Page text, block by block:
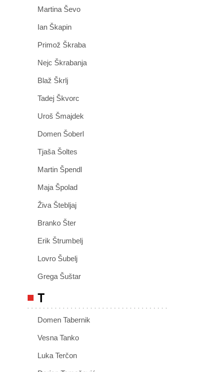
Martina Ševo
Ian Škapin
Primož Škraba
Nejc Škrabanja
Blaž Škrlj
Tadej Škvorc
Uroš Šmajdek
Domen Šoberl
Tjaša Šoltes
Martin Špendl
Maja Špolad
Živa Štebljaj
Branko Šter
Erik Štrumbelj
Lovro Šubelj
Grega Šuštar
T
Domen Tabernik
Vesna Tanko
Luka Terčon